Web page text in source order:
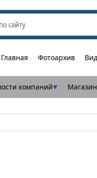
Главная Фотоархив
компаний▼ Магазин